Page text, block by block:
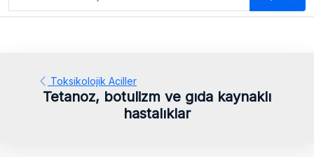
Toksikolojik Aciller
Tetanoz, botulizm ve gıda kaynaklı
hastalıklar